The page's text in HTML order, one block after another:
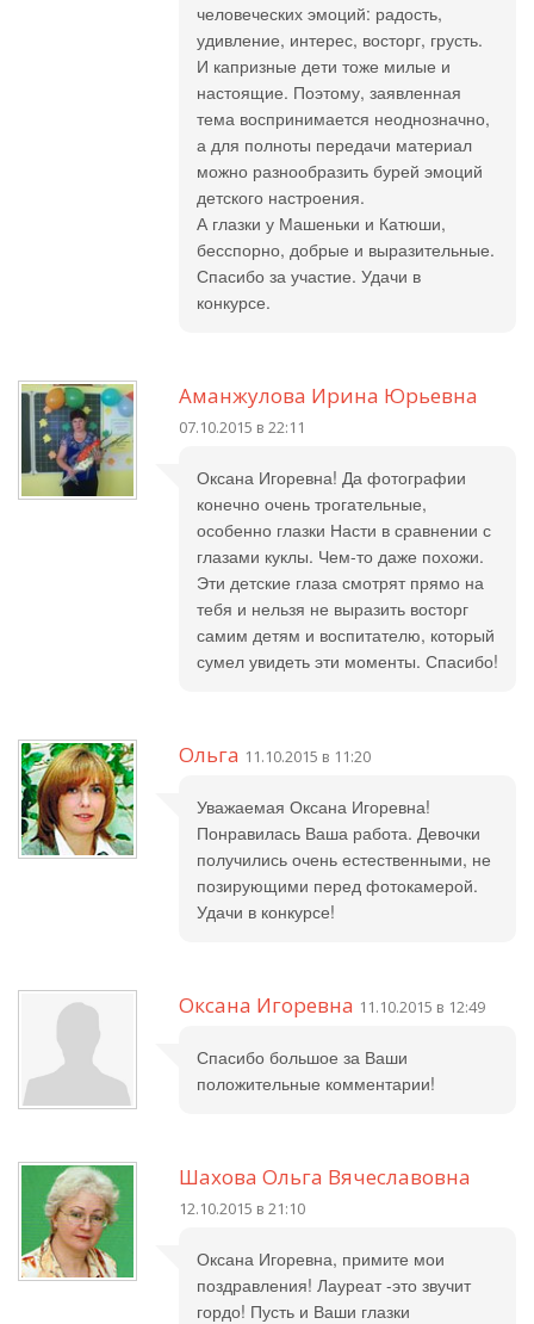
человеческих эмоций: радость,
удивление, интерес, восторг, грусть.
И капризные дети тоже милые и
настоящие. Поэтому, заявленная
тема воспринимается неоднозначно,
а для полноты передачи материал
можно разнообразить бурей эмоций
детского настроения.
А глазки у Машеньки и Катюши,
бесспорно, добрые и выразительные.
Спасибо за участие. Удачи в
конкурсе.
Аманжулова Ирина Юрьевна
07.10.2015 в 22:11
Оксана Игоревна! Да фотографии
конечно очень трогательные,
особенно глазки Насти в сравнении с
глазами куклы. Чем-то даже похожи.
Эти детские глаза смотрят прямо на
тебя и нельзя не выразить восторг
самим детям и воспитателю, который
сумел увидеть эти моменты. Спасибо!
Ольга 11.10.2015 в 11:20
Уважаемая Оксана Игоревна!
Понравилась Ваша работа. Девочки
получились очень естественными, не
позирующими перед фотокамерой.
Удачи в конкурсе!
Оксана Игоревна 11.10.2015 в 12:49
Спасибо большое за Ваши
положительные комментарии!
Шахова Ольга Вячеславовна
12.10.2015 в 21:10
Оксана Игоревна, примите мои
поздравления! Лауреат -это звучит
гордо! Пусть и Ваши глазки